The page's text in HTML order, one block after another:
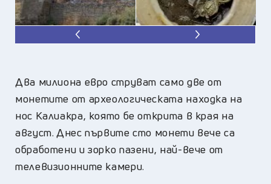
Два милиона евро струват само две от
монетите от археологическата находка на
нос Калиакра, която бе открита в края на
август. Днес първите сто монети вече са
обработени и зорко пазени, най-вече от
телевизионните камери.